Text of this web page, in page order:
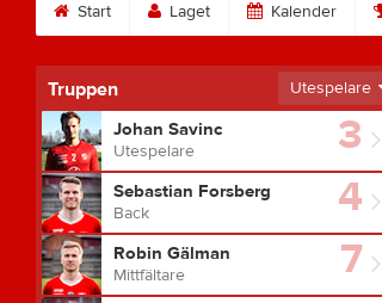
Start Laget Kalender
Truppen Utespelare
3
Johan Savinc
Utespelare
4
Sebastian Forsberg
Back
7
Robin Gälman
Mittfältare